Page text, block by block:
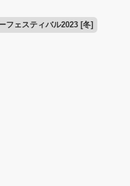
フェスティバル2023 [冬]